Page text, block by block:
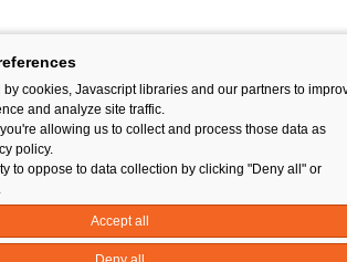
cookies, Javascript libraries and our partners to
and analyze site traffic.
allowing us to collect and process those data as
policy.
to oppose to data collection by clicking "Deny all" or
Accept all